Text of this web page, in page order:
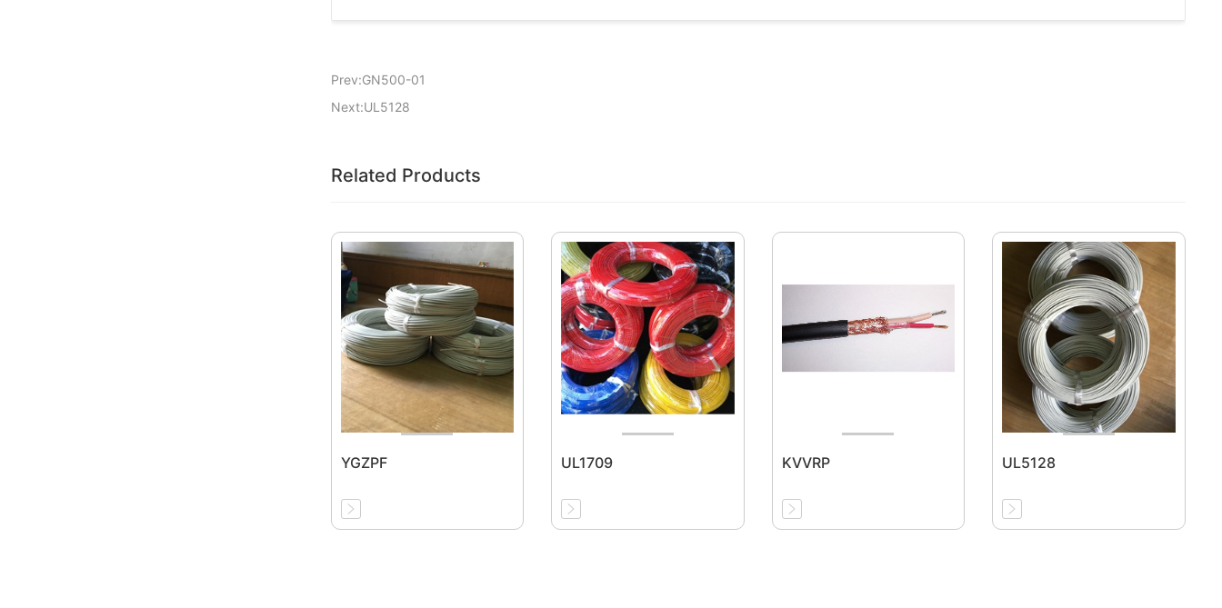
Prev:GN500-01
Next:UL5128
Related Products
YGZPF UL1709 KVVRP UL5128